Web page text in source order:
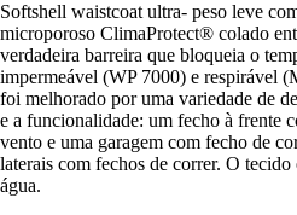
Softshell waistcoat ultra- peso leve
microporoso ClimaProtect® colado
verdadeira barreira que bloqueia o
impermeável (WP 7000) e respirável
foi melhorado por uma variedade de
e a funcionalidade: um fecho à frente
vento e uma garagem com fecho de
laterais com fechos de correr. O
água.